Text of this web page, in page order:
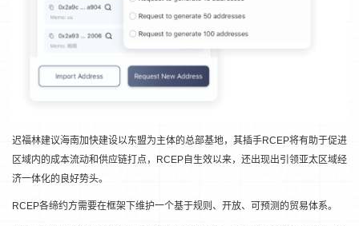
迟福林建议海南加快建设以东盟为主体的总部基地，其插手RCEP将有助于促进
区域内的成本流动和供应链打点，RCEP自生效以来，还出现出引领亚太区域经
济一体化的良好势头。
RCEP各缔约方需要在框架下维护一个基于规则、开放、可预测的贸易体系。